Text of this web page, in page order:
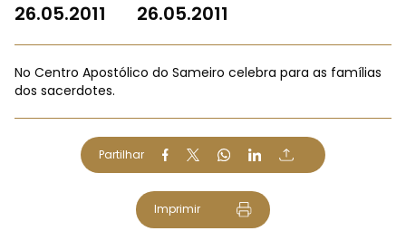
26.05.2011 26.05.2011
No Centro Apostólico do Sameiro celebra para as famílias
dos sacerdotes.
Partilhar
Imprimir